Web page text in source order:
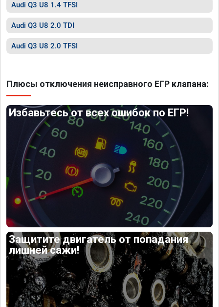
Audi Q3 U8 1.4 TFSI
Audi Q3 U8 2.0 TDI
Audi Q3 U8 2.0 TFSI
Плюсы отключения неисправного ЕГР клапана:
Избавьтесь от всех ошибок по ЕГР!
Защитите двигатель от попадания
лишней сажи!